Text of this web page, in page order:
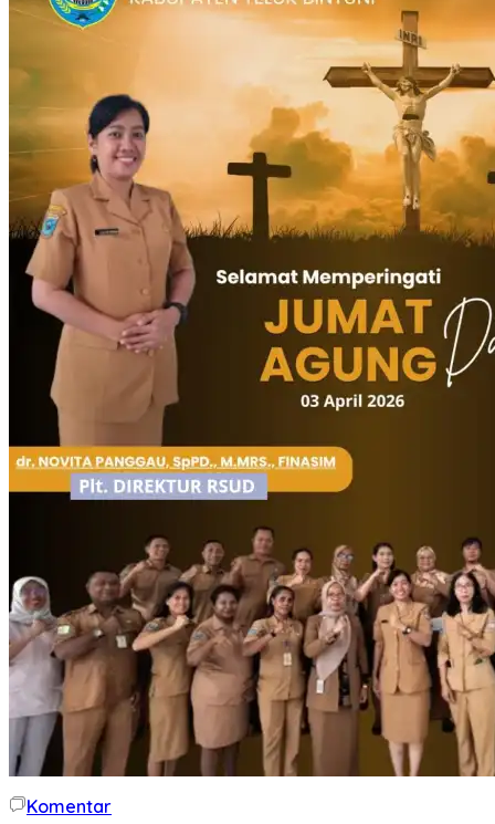
Komentar